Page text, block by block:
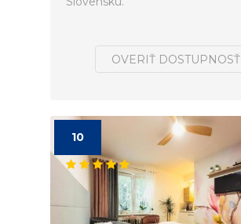
OVERIŤ DOSTUPNOSŤ
10